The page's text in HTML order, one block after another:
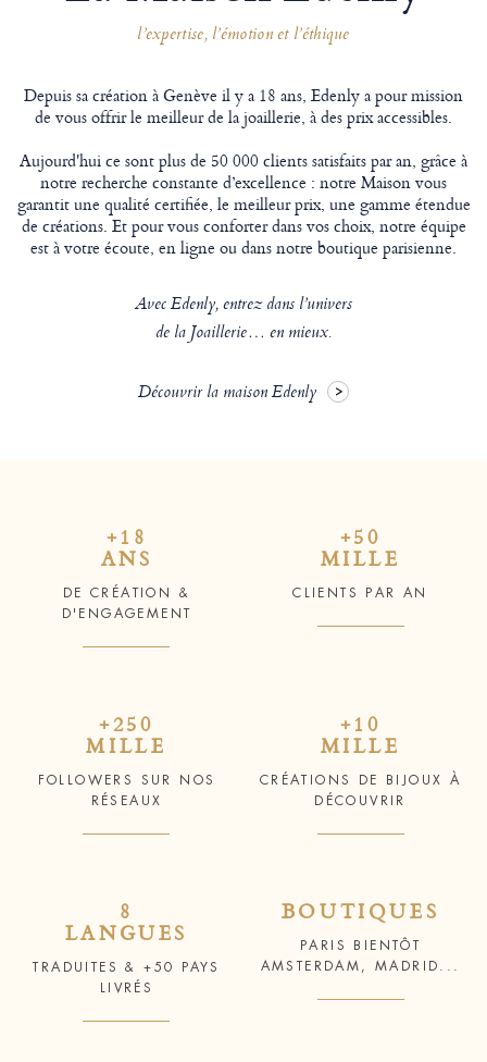
l’expertise, l’émotion et l’éthique
Depuis sa création à Genève il y a 18 ans, Edenly a pour mission
de vous offrir le meilleur de la joaillerie, à des prix accessibles.
Aujourd'hui ce sont plus de 50 000 clients satisfaits par an, grâce à
notre recherche constante d’excellence : notre Maison vous
garantit une qualité certifiée, le meilleur prix, une gamme étendue
de créations. Et pour vous conforter dans vos choix, notre équipe
est à votre écoute, en ligne ou dans notre boutique parisienne.
Avec Edenly, entrez dans l’univers
de la Joaillerie… en mieux.
Découvrir la maison Edenly
+18
ANS
DE CRÉATION &
D'ENGAGEMENT
+50
MILLE
CLIENTS PAR AN
+250
MILLE
FOLLOWERS SUR NOS
RÉSEAUX
+10
MILLE
CRÉATIONS DE BIJOUX À
DÉCOUVRIR
8
LANGUES
TRADUITES & +50 PAYS
LIVRÉS
BOUTIQUES
PARIS BIENTÔT
AMSTERDAM, MADRID...